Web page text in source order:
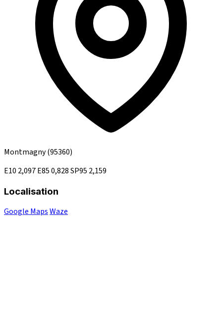
Montmagny(95360)
E10 2,097E850,828SP95 2,159
Localisation
Google MapsWaze